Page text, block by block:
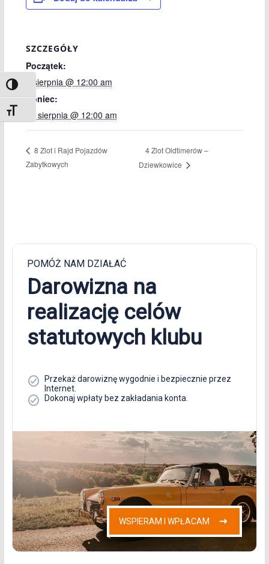
Toggle High Contrast
Toggle Font size
SZCZEGÓŁY
Początek:
1 sierpnia @ 12:00 am
Koniec:
31 sierpnia @ 12:00 am
8 Zlot i Rajd Pojazdów
Zabytkowych
4 Zlot Oldtimerów –
Dziewkowice